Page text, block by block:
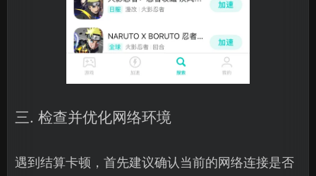
三. 检查并优化网络环境
遇到结算卡顿，首先建议确认当前的网络连接是否